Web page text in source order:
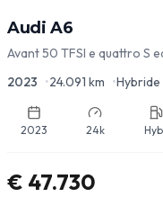
Audi A6
Avant 50 TFSI e quattro S
Virtual
2023 •24.091 km •Hybride
2023 24k
€ 47.730